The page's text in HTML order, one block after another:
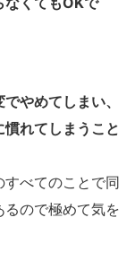
やめてしまい、
れてしまうこと
べてのことで同
るので極めて気を